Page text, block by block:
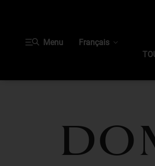
Menu
Français